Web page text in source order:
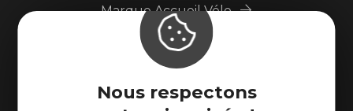
Nous respectons
Marque Accueil Vélo
Espace presse
Espace pro
Partenaires